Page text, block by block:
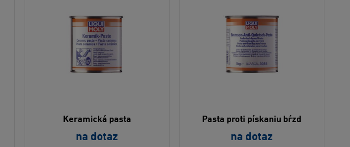
Keramická pasta
na dotaz
Pasta proti pískaniu bŕzd
na dotaz